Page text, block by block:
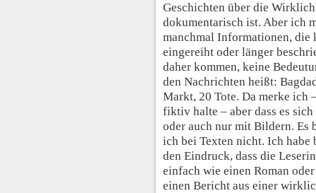
Geschichten über die
dokumentarisch ist. Aber ich
manchmal Informationen, die
eingereiht oder länger
daher kommen, keine
den Nachrichten heißt:
Markt, 20 Tote. Da merke ich
fiktiv halte – aber dass es
oder auch nur mit Bildern. Es
ich bei Texten nicht. Ich habe
den Eindruck, dass die
einfach wie einen Roman
einen Bericht aus einer